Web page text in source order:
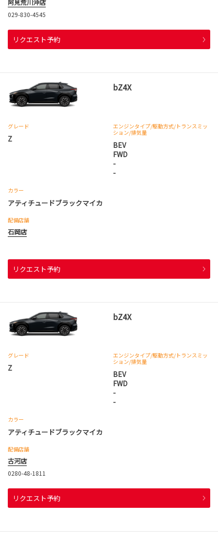
阿見荒川沖店
029-830-4545
リクエスト予約
bZ4X
グレード
Z
エンジンタイプ/駆動方式/トランスミッ
ション/排気量
BEV
FWD
-
-
カラー
アティチュードブラックマイカ
配備店舗
石岡店
リクエスト予約
bZ4X
グレード
Z
エンジンタイプ/駆動方式/トランスミッ
ション/排気量
BEV
FWD
-
-
カラー
アティチュードブラックマイカ
配備店舗
古河店
0280-48-1811
リクエスト予約